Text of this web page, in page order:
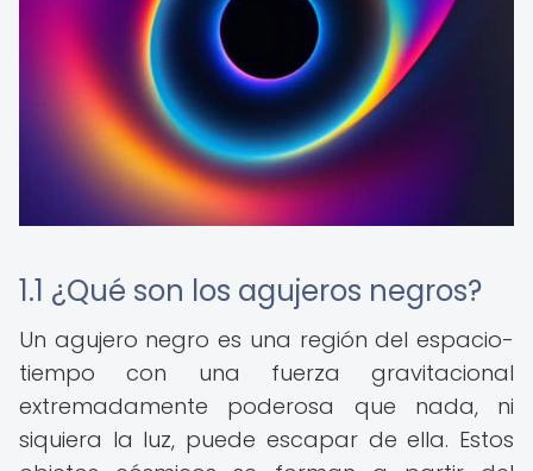
1.1 ¿Qué son los agujeros negros?
Un agujero negro es una región del espacio-
tiempo con una fuerza gravitacional
extremadamente poderosa que nada, ni
siquiera la luz, puede escapar de ella. Estos